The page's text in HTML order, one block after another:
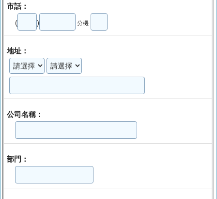
市話：
( ) 分機
地址：
公司名稱：
部門：